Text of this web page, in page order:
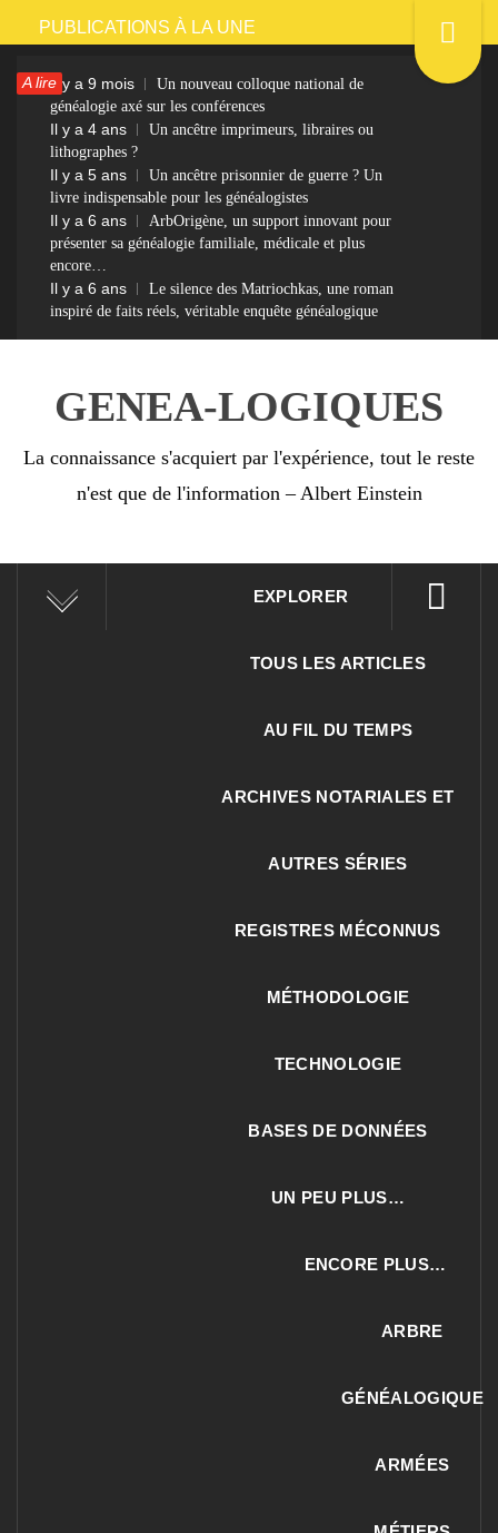
Passer
contenu
PUBLICATIONS À LA UNE
A lireIl y a 9 mois
Un nouveau colloque national de
généalogie axé sur les conférences
Il y a 4 ans
Un ancêtre imprimeurs, libraires ou
lithographes ?
Il y a 5 ans
Un ancêtre prisonnier de guerre ? Un
livre indispensable pour les généalogistes
Il y a 6 ans
ArbOrigène, un support innovant pour
présenter sa généalogie familiale, médicale et plus
encore…
Il y a 6 ans
Le silence des Matriochkas, une roman
inspiré de faits réels, véritable enquête généalogique
GENEA-LOGIQUES
La connaissance s'acquiert par l'expérience, tout le reste
n'est que de l'information – Albert Einstein
EXPLORER
TOUS LES ARTICLES
AU FIL DU TEMPS
ARCHIVES NOTARIALES ET
AUTRES SÉRIES
REGISTRES MÉCONNUS
MÉTHODOLOGIE
TECHNOLOGIE
BASES DE DONNÉES
UN PEU PLUS…
ENCORE PLUS…
ARBRE
GÉNÉALOGIQUE
ARMÉES